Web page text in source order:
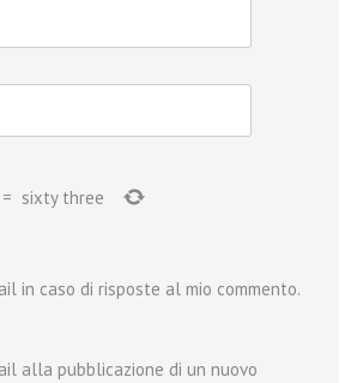
= sixty three
in caso di risposte al mio commento.
alla pubblicazione di un nuovo